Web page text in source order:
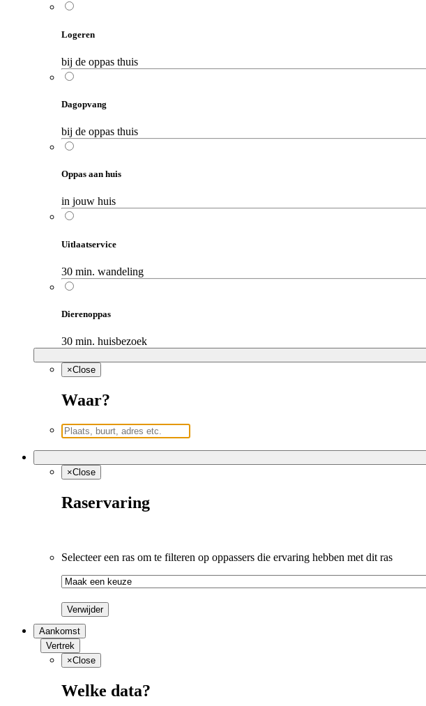
Logeren
bij de oppas thuis
Dagopvang
bij de oppas thuis
Oppas aan huis
in jouw huis
Uitlaatservice
30 min. wandeling
Dierenoppas
30 min. huisbezoek
×Close
Waar?
×Close
Raservaring
Selecteer een ras om te filteren op oppassers die ervaring hebben met dit ras
Verwijder
Aankomst
Vertrek
×Close
Welke data?